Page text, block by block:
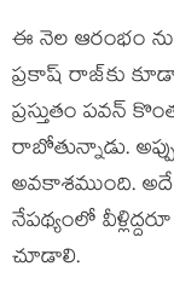
ఈ నెల ఆరంభం
ప్రకాష్ రాజ్‌‌కు
ప్రస్తుతం పవన్
రాబోతున్నాడు.
అవకాశముంది.
నేపథ్యంలో
చూడాలి.